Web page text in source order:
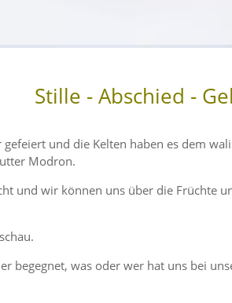
Stille - Abschied -
und die Kelten haben es dem
Modron.
und wir können uns über die Früchte
begegnet, was oder wer hat uns bei